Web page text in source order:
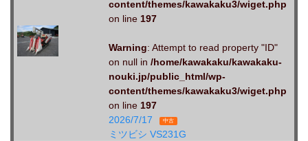
content/themes/kawakaku3/wiget.php
on line 197
Warning: Attempt to read property "ID"
on null in /home/kawakaku/kawakaku-
nouki.jp/public_html/wp-
content/themes/kawakaku3/wiget.php
on line 197
2026/7/17
中古
ミツビシ VS231G